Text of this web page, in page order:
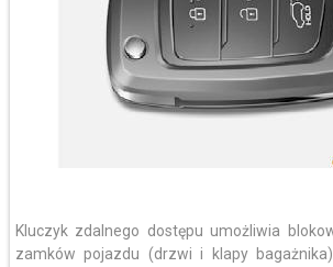
Kluczyk zdalnego dostępu umożliwia
zamków pojazdu (drzwi i klapy